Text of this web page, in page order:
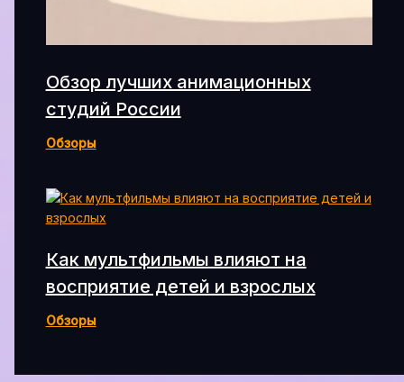
Обзор лучших анимационных
студий России
Обзоры
Как мультфильмы влияют на
восприятие детей и взрослых
Обзоры